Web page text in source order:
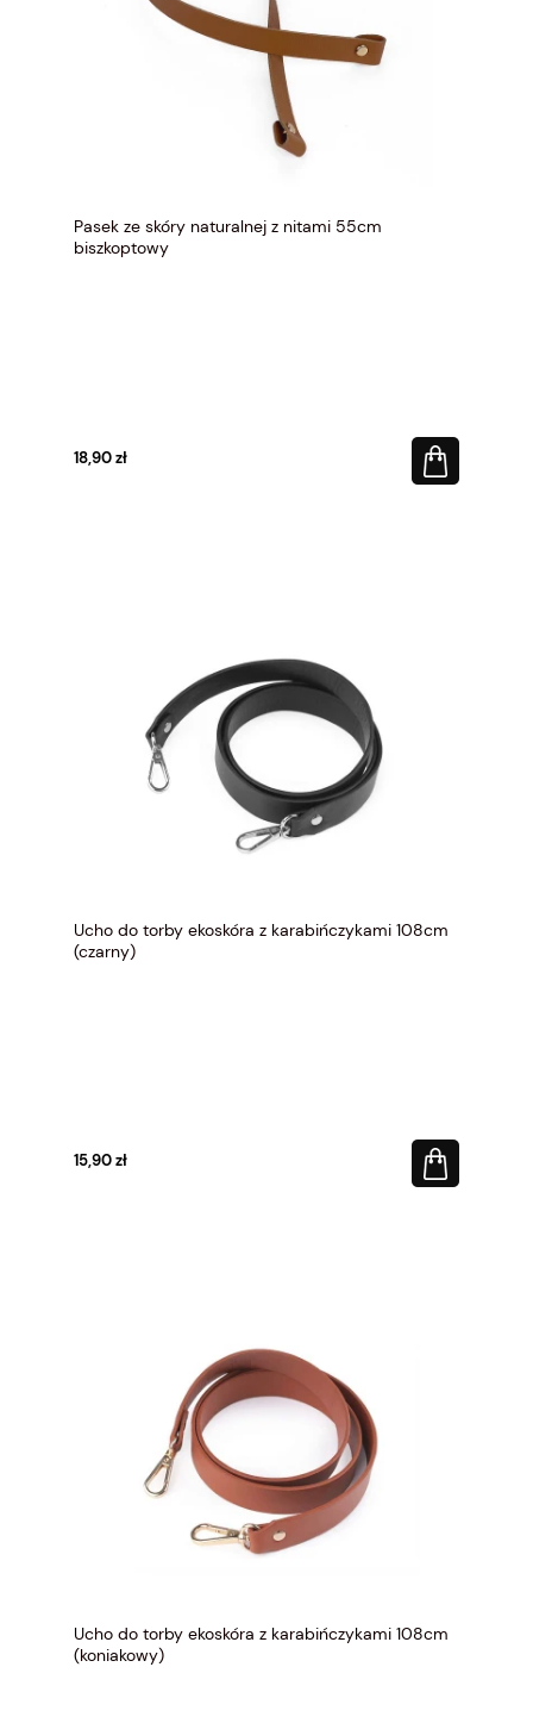
Pasek ze skóry naturalnej z nitami 55cm
biszkoptowy
18,90 zł
Ucho do torby ekoskóra z karabińczykami 108cm
(czarny)
15,90 zł
Ucho do torby ekoskóra z karabińczykami 108cm
(koniakowy)